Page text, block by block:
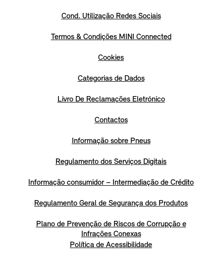
Cond. Utilização Redes Sociais
Termos & Condições MINI Connected
Cookies
Categorias de Dados
Livro De Reclamações Eletrónico
Contactos
Informação sobre Pneus
Regulamento dos Serviços Digitais
Informação consumidor – Intermediação de Crédito
Regulamento Geral de Segurança dos Produtos
Plano de Prevenção de Riscos de Corrupção e
Infrações Conexas
Política de Acessibilidade